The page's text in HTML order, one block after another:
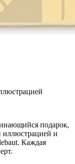
подарок,
иллюстрацией и
Каждая